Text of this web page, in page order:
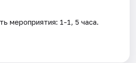
мероприятия: 1-1, 5 часа.